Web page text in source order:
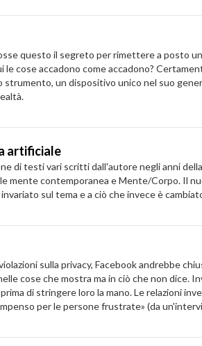
questo il segreto per rimettere a posto
cose accadono come accadono?
un dispositivo unico nel suo
artificiale
di testi vari scritti dall'autore negli anni
mente contemporanea e Mente/Corpo. Il
sul tema e a ciò che invece è
sulla privacy, Facebook andrebbe
cose che mostra ma in ciò che non dice.
di stringere loro la mano. Le relazioni
per le persone frustrate» (da